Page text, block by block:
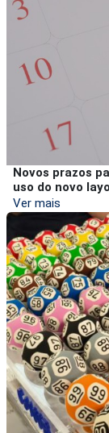
Novos prazos
uso do novo
Ver mais